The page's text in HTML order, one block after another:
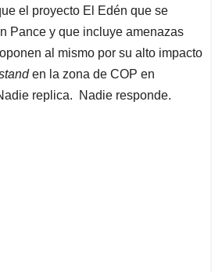
el proyecto El Edén que se
Pance y que incluye amenazas
al mismo por su alto impacto
en la zona de COP en
replica. Nadie responde.